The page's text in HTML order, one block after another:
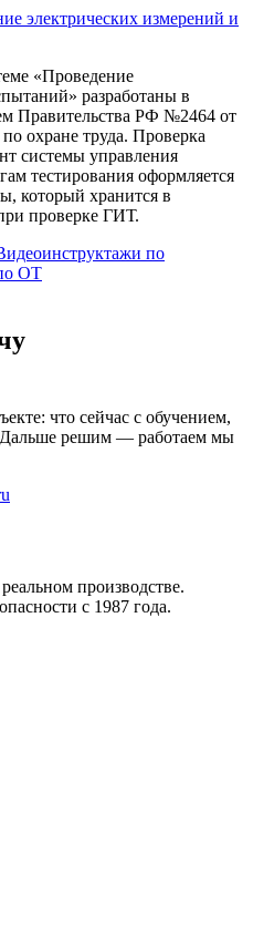
электрических измерений и
«Проведение
» разработаны в
Правительства РФ №2464 от
охране труда. Проверка
системы управления
тестирования оформляется
который хранится в
проверке ГИТ.
по
ОТ
что сейчас с обучением,
Дальше решим — работаем мы
производстве.
с 1987 года.